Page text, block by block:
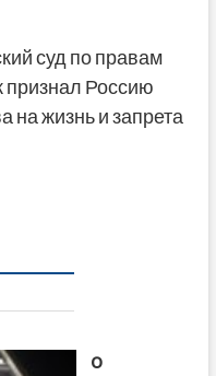
суд по правам
признал Россию
на жизнь и запрета
о